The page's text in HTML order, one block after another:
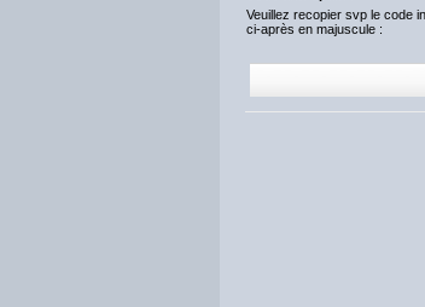
Veuillez recopier svp le code
ci-après en majuscule :